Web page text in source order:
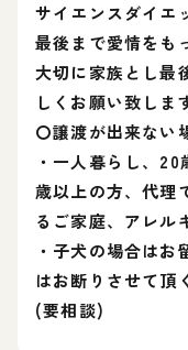
サイエンスダイエ
最後まで愛情をも
大切に家族とし最
しくお願い致しま
〇譲渡が出来ない
・一人暮らし、
歳以上の方、代理
るご家庭、アレル
・子犬の場合はお
はお断りさせて頂
(要相談)